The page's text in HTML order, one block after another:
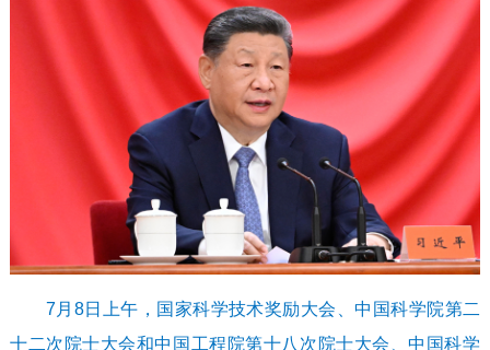
7月8日上午，国家科学技术奖励大会、中国科学院第二
十二次院士大会和中国工程院第十八次院士大会、中国科学